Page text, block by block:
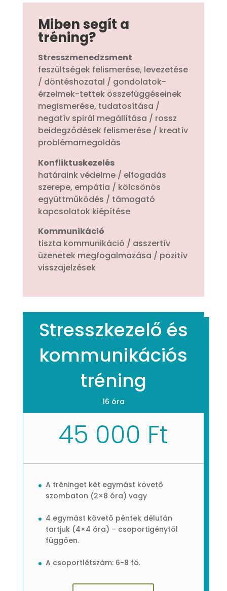
Miben segít a
tréning?
Stresszmenedzsment
feszültségek felismerése, levezetése
/ döntéshozatal / gondolatok-
érzelmek-tettek összefüggéseinek
megismerése, tudatosítása /
negatív spirál megállítása / rossz
beidegződések felismerése / kreatív
problémamegoldás
Konfliktuskezelés
határaink védelme / elfogadás
szerepe, empátia / kölcsönös
együttműködés / támogató
kapcsolatok kiépítése
Kommunikáció
tiszta kommunikáció / asszertív
üzenetek megfogalmazása / pozitív
visszajelzések
Stresszkezelő és
kommunikációs
tréning
16 óra
45 000 Ft
A tréninget két egymást követő
szombaton (2×8 óra) vagy
4 egymást követő péntek délután
tartjuk (4×4 óra) – csoportigénytől
függően.
A csoportlétszám: 6-8 fő.